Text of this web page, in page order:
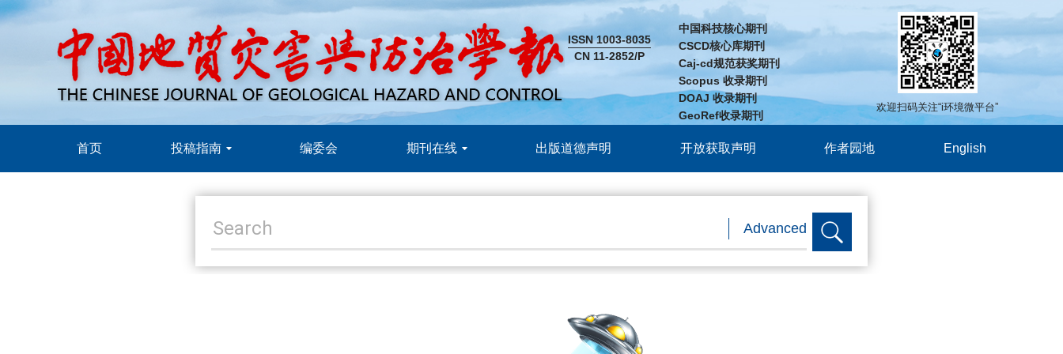
ISSN 1003-8035
CN 11-2852/P
中国科技核心期刊
CSCD核心库期刊
Caj-cd规范获奖期刊
Scopus 收录期刊
DOAJ 收录期刊
GeoRef收录期刊
欢迎扫码关注“i环境微平台”
首页 投稿指南 编委会 期刊在线 出版道德声明 开放获取声明 作者园地 English
Advanced